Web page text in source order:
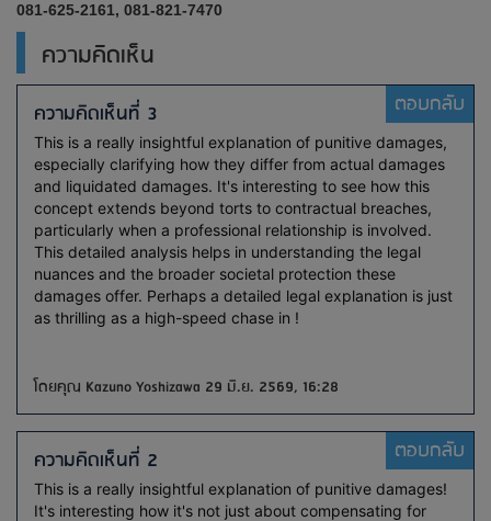
081-625-2161, 081-821-7470
ความคิดเห็น
ความคิดเห็นที่ 3 ตอบกลับ
This is a really insightful explanation of punitive damages,
especially clarifying how they differ from actual damages
and liquidated damages. It's interesting to see how this
concept extends beyond torts to contractual breaches,
particularly when a professional relationship is involved.
This detailed analysis helps in understanding the legal
nuances and the broader societal protection these
damages offer. Perhaps a detailed legal explanation is just
as thrilling as a high-speed chase in !
โดยคุณ Kazuno Yoshizawa 29 มิ.ย. 2569, 16:28
ความคิดเห็นที่ 2 ตอบกลับ
This is a really insightful explanation of punitive damages!
It's interesting how it's not just about compensating for